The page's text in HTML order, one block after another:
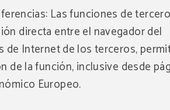
Las funciones de
directa entre el navegador del
de Internet de los terceros,
de la función, inclusive desde
Europeo.